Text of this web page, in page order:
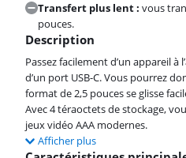
Transfert plus lent : vous
pouces.
Description
Passez facilement d’un appareil
d’un port USB-C. Vous pourrez
format de 2,5 pouces se glisse
Avec 4 téraoctets de stockage,
jeux vidéo AAA modernes.
Afficher plus